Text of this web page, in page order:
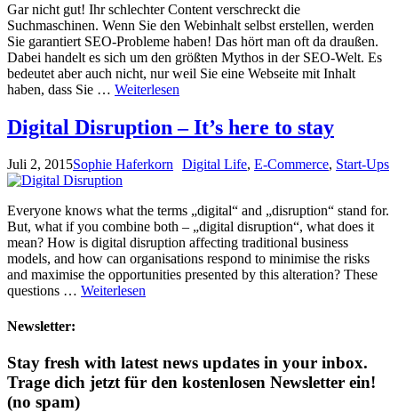
Gar nicht gut! Ihr schlechter Content verschreckt die
Suchmaschinen. Wenn Sie den Webinhalt selbst erstellen, werden
Sie garantiert SEO-Probleme haben! Das hört man oft da draußen.
Dabei handelt es sich um den größten Mythos in der SEO-Welt. Es
bedeutet aber auch nicht, nur weil Sie eine Webseite mit Inhalt
haben, dass Sie … Weiterlesen
Digital Disruption – It’s here to stay
Juli 2, 2015Sophie Haferkorn Digital Life, E-Commerce, Start-Ups
Everyone knows what the terms „digital“ and „disruption“ stand for.
But, what if you combine both – „digital disruption“, what does it
mean? How is digital disruption affecting traditional business
models, and how can organisations respond to minimise the risks
and maximise the opportunities presented by this alteration? These
questions … Weiterlesen
Newsletter:
Stay fresh with latest news updates in your inbox.
Trage dich jetzt für den kostenlosen Newsletter ein!
(no spam)